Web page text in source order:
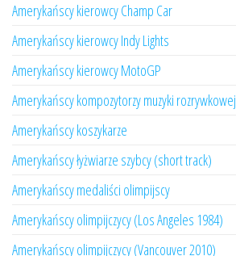
Amerykańscy kierowcy Champ Car
Amerykańscy kierowcy Indy Lights
Amerykańscy kierowcy MotoGP
Amerykańscy kompozytorzy muzyki rozrywkowej
Amerykańscy koszykarze
Amerykańscy łyżwiarze szybcy (short track)
Amerykańscy medaliści olimpijscy
Amerykańscy olimpijczycy (Los Angeles 1984)
Amerykańscy olimpijczycy (Vancouver 2010)